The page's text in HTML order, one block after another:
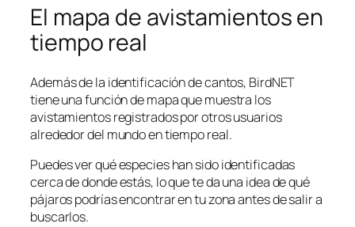
El mapa de avistamientos en
tiempo real
Además de la identificación de cantos, BirdNET
tiene una función de mapa que muestra los
avistamientos registrados por otros usuarios
alrededor del mundo en tiempo real.
Puedes ver qué especies han sido identificadas
cerca de donde estás, lo que te da una idea de qué
pájaros podrías encontrar en tu zona antes de salir a
buscarlos.